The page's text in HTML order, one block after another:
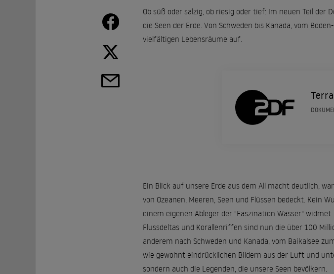
Ob süß oder salzig, ob riesig oder tief: Im neuen Teil der
die Seen der Erde. Von Schweden bis Kanada, vom
vielfältigen Lebensräume auf.
Ein Blick auf unsere Erde aus dem All macht deutlich,
von Ozeanen, Meeren, Seen und Flüssen bedeckt. Kein
einem eigenen Ableger der "Faszination Wasser"
Flussdeltas und Korallenriffen sind nun die über 100
anderem nach Schweden und Kanada, vom Baikalsee
wie gewohnt eindrücklichen Bildern aus der Luft und
sondern auch die Legenden, die unsere Seen bevölkern.